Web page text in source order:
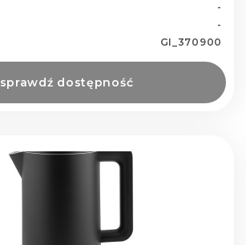
-
-
GI_370900
sprawdź dostępność